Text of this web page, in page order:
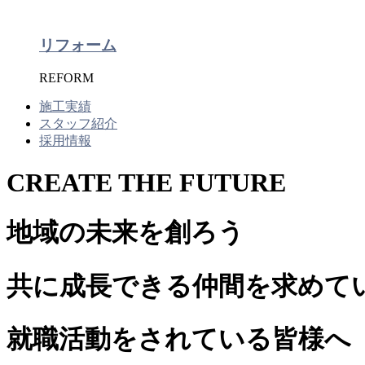
リフォーム
REFORM
施工実績
スタッフ紹介
採用情報
CREATE THE FUTURE
地域の未来を創ろう
共に成長できる仲間を求めて
就職活動をされている皆様へ